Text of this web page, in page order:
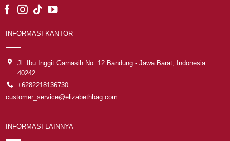
INFORMASI KANTOR
Jl. Ibu Inggit Garnasih No. 12 Bandung - Jawa Barat, Indonesia
40242
+6282218136730
customer_service@elizabethbag.com
INFORMASI LAINNYA